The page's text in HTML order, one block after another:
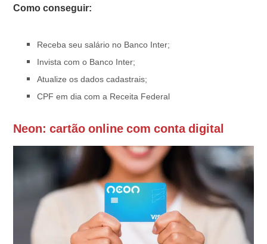
Como conseguir:
Receba seu salário no Banco Inter;
Invista com o Banco Inter;
Atualize os dados cadastrais;
CPF em dia com a Receita Federal
Neon: cartão online com conta digital